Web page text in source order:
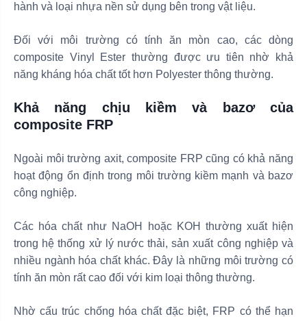
hành và loại nhựa nền sử dụng bên trong vật liệu.
Đối với môi trường có tính ăn mòn cao, các dòng
composite Vinyl Ester thường được ưu tiên nhờ khả
năng kháng hóa chất tốt hơn Polyester thông thường.
Khả năng chịu kiềm và bazơ của
composite FRP
Ngoài môi trường axit, composite FRP cũng có khả năng
hoạt động ổn định trong môi trường kiềm mạnh và bazơ
công nghiệp.
Các hóa chất như NaOH hoặc KOH thường xuất hiện
trong hệ thống xử lý nước thải, sản xuất công nghiệp và
nhiều ngành hóa chất khác. Đây là những môi trường có
tính ăn mòn rất cao đối với kim loại thông thường.
Nhờ cấu trúc chống hóa chất đặc biệt, FRP có thể hạn